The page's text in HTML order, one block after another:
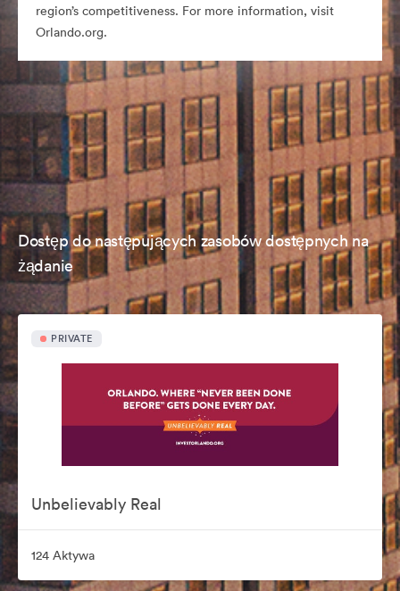
region’s competitiveness. For more information, visit
Orlando.org.
Dostęp do następujących zasobów dostępnych na
żądanie
PRIVATE
Unbelievably Real
124 Aktywa